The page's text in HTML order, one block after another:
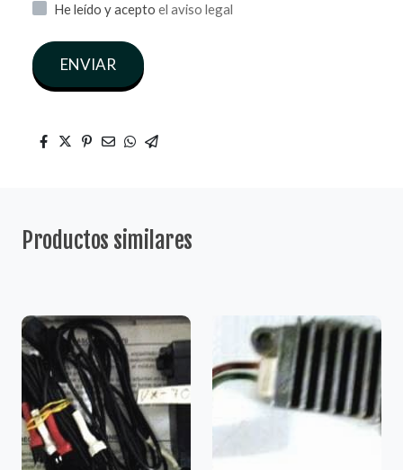
He leído y acepto el aviso legal
ENVIAR
Productos similares